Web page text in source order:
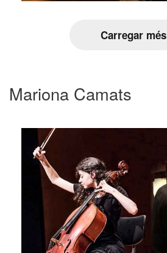
Carregar més
Mariona Camats